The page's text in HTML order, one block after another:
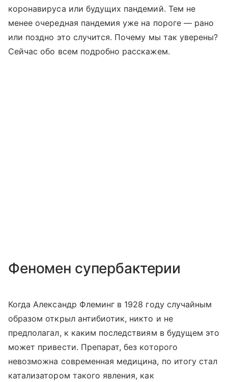
коронавируса или будущих пандемий. Тем не
менее очередная пандемия уже на пороге — рано
или поздно это случится. Почему мы так уверены?
Сейчас обо всем подробно расскажем.
Феномен супербактерии
Когда Александр Флеминг в 1928 году случайным
образом открыл антибиотик, никто и не
предполагал, к каким последствиям в будущем это
может привести. Препарат, без которого
невозможна современная медицина, по итогу стал
катализатором такого явления, как